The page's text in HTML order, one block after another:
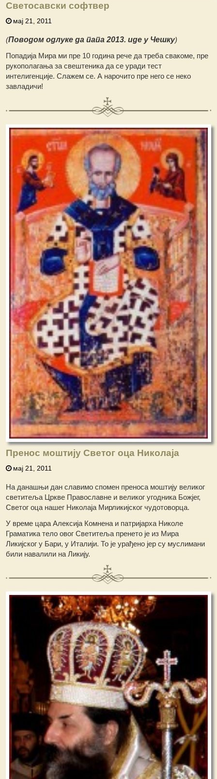
Светосавски софтвер
мај 21, 2011
(Поводом одлуке да папа 2013. иде у Чешку)
Попадија Мира ми пре 10 година рече да треба свакоме, пре
рукополагања за свештеника да се уради тест
интелигенције. Слажем се. А нарочито пре него се неко
завладичи!
Пренос моштију Светог оца Николаја
мај 21, 2011
На данашњи дан славимо спомен преноса моштију великог
светитеља Цркве Православне и великог угодника Божјег,
Светог оца нашег Николаја Мирликијског чудотоворца.
У време цара Алексија Комнена и патријарха Николе
Граматика тело овог Светитеља пренето је из Мира
Ликијског у Бари, у Италији. То је урађено јер су муслимани
били навалили на Ликију.